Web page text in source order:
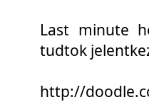
Last minute
tudtok
http://